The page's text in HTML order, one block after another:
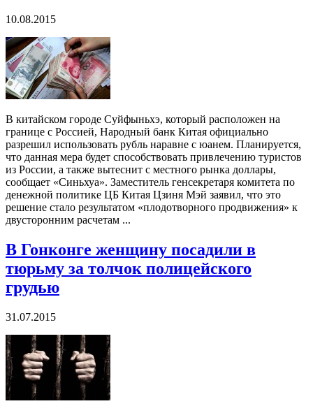
10.08.2015
В китайском городе Суйфыньхэ, который расположен на
границе с Россией, Народный банк Китая официально
разрешил использовать рубль наравне с юанем. Планируется,
что данная мера будет способствовать привлечению туристов
из России, а также вытеснит с местного рынка доллары,
сообщает «Синьхуа». Заместитель генсекретаря комитета по
денежной политике ЦБ Китая Цзиня Мэй заявил, что это
решение стало результатом «плодотворного продвижения» к
двусторонним расчетам ...
В Гонконге женщину посадили в
тюрьму за толчок полицейского
грудью
31.07.2015